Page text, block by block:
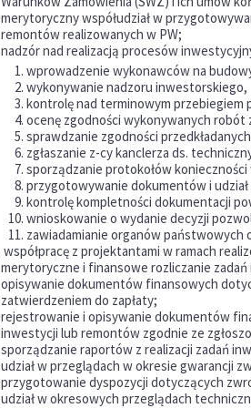
merytoryczny współudział w
remontów realizowanych w PW;
nadzór nad realizacją procesów
wprowadzenie wykonawców na
wykonywanie nadzoru inwestorskiego,
kontrolę nad terminowym przebiegiem
ocenę zgodności wykonywanych
sprawdzanie zgodności
zgłaszanie z-cy kanclerza ds.
sporządzanie protokołów
przygotowywanie dokumentów i
kontrolę kompletności dokumentacji
wnioskowanie o wydanie decyzji
zawiadamianie organów państwowych
współpracę z projektantami w ramach
merytoryczne i finansowe rozliczanie
opisywanie dokumentów finansowych
zatwierdzeniem do zapłaty;
rejestrowanie i opisywanie dokumentów
inwestycji lub remontów zgodnie ze
sporządzanie raportów z realizacji zadań
udział w przeglądach w okresie gwarancji
przygotowanie dyspozycji dotyczących
udział w okresowych przeglądach